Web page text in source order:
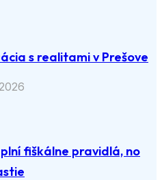
s realitami v Prešove
fiškálne pravidlá, no